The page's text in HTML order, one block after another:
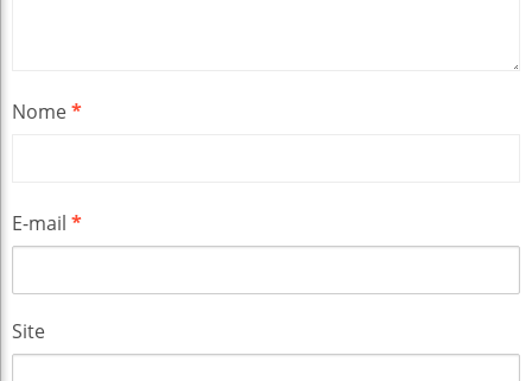
Nome*
E-mail *
Site